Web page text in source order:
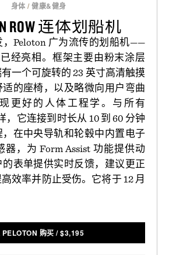
身体 /健康&健身
ROW 连体划船机
，Peloton 广为流传的划船机——
经亮相。框架主要由粉末涂层
一个可旋转的 23 英寸高清触摸
的座椅，以及略微向用户弯曲
更好的人体工程学。与所有
，它连接到时长从 10 到 60 分钟
在中央导轨和轮毂中内置电子
，为 Form Assist 功能提供动
表单提供实时反馈，建议更正
效率并防止受伤。它将于 12 月
PELOTON 购买 /$3,195